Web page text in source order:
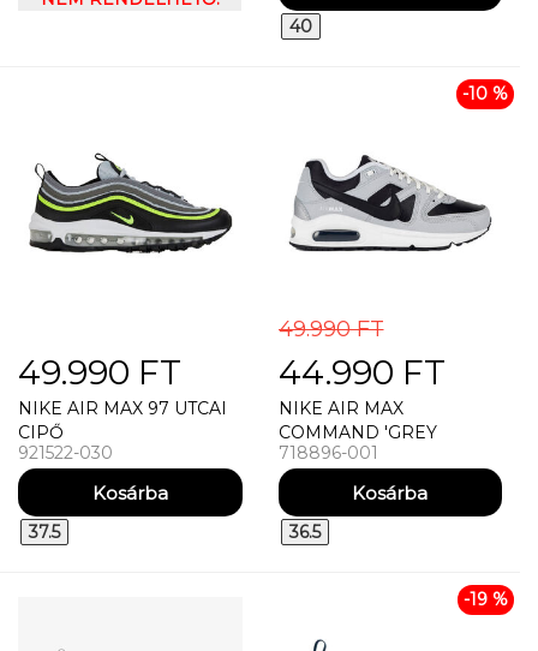
40
49.990 FT
NIKE AIR MAX 97 UTCAI
CIPŐ
921522-030
37.5
-10 %
49.990 FT
44.990 FT
NIKE AIR MAX
COMMAND 'GREY
BLACK' UTCAI CIPŐ
718896-001
36.5
-19 %